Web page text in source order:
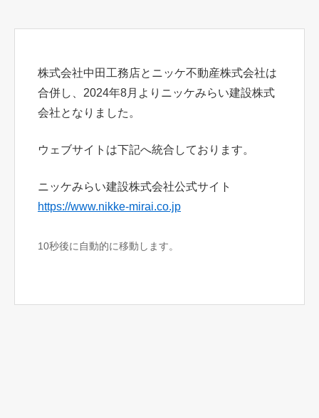
株式会社中田工務店とニッケ不動産株式会社は
合併し、2024年8月よりニッケみらい建設株式
会社となりました。
ウェブサイトは下記へ統合しております。
ニッケみらい建設株式会社公式サイト
https://www.nikke-mirai.co.jp
10秒後に自動的に移動します。